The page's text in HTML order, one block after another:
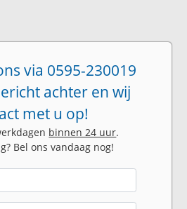
via 0595-230019
achter en wij
met u op!
binnen 24 uur.
Bel ons vandaag nog!